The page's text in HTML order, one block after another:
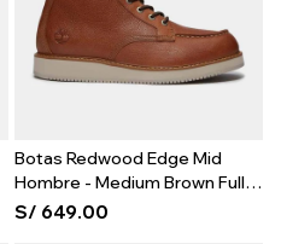
Botas Redwood Edge Mid
Hombre - Medium Brown Full
Grain
S/ 649.00